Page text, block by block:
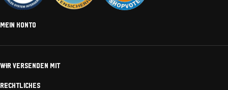
MEIN KONTO
WIR VERSENDEN MIT
RECHTLICHES